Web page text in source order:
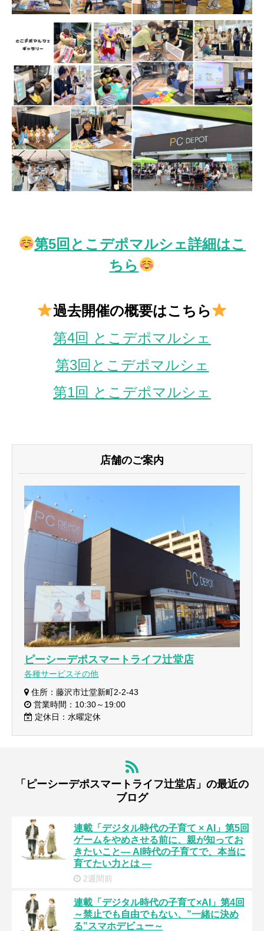
第5回とこデポマルシェ詳細はこ
ちら
過去開催の概要はこちら
第4回 とこデポマルシェ
第3回とこデポマルシェ
第1回 とこデポマルシェ
店舗のご案内
ピーシーデポスマートライフ辻堂店
各種サービスその他
住所：藤沢市辻堂新町2-2-43
営業時間：10:30～19:00
定休日：水曜定休
「ピーシーデポスマートライフ辻堂店」の最近の
ブログ
連載「デジタル時代の子育て × AI」第5回
ゲームをやめさせる前に、親が知ってお
きたいこと― AI時代の子育てで、本当に
育てたい力とは ―
2週間前
連載「デジタル時代の子育て×AI」第4回
～禁止でも自由でもない、”一緒に決め
る”スマホデビュー～